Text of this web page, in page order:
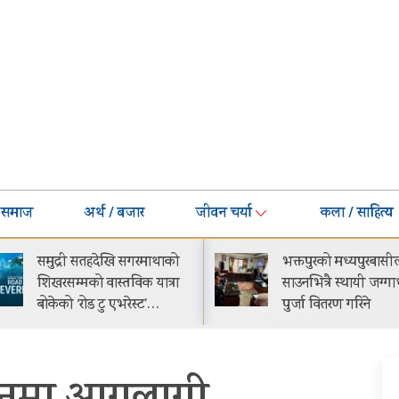
समाज अर्थ / बजार जीवन चर्या कला / साहित्य
भक्तपुरको मध्यपुरबासीलाई
साउनभित्रै स्थायी जग्गाधनी
पुर्जा वितरण गरिने
गीति एल्बम ‘जागृति’
काठमाडौंमा
समारोहबीच लोकार्पण